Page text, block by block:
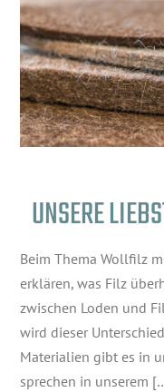
UNSERE
Beim Thema Wollfilz
erklären, was Filz
zwischen Loden und
wird dieser
Materialien gibt es in
sprechen in unserem